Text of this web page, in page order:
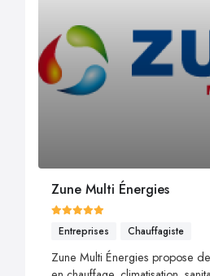
Zune Multi Énergies
Entreprises Chauffagiste
Zune Multi Énergies propose